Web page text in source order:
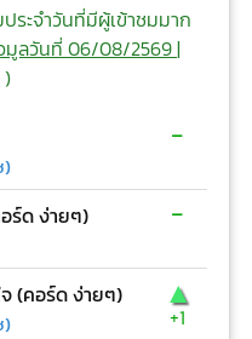
ะจำวันที่มีผู้เข้าชมมาก
มูลวันที่ 06/08/2569 |
)
)
-
ร์ด ง่ายๆ) -
(คอร์ด ง่ายๆ)
)
▲
+1